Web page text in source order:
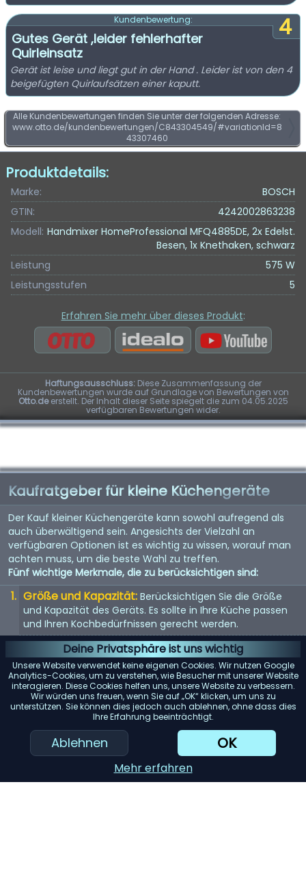
Deine Privatsphäre ist uns wichtig
Unsere Website verwendet keine eigenen Cookies. Wir nutzen Google
Analytics-Cookies, um zu verstehen, wie Besucher mit unserer Website
interagieren. Diese Cookies helfen uns, unsere Website zu verbessern.
Wir würden uns freuen, wenn Sie auf „OK“ klicken, um uns zu
unterstützen. Sie können dies jedoch auch ablehnen, ohne dass dies
Ihre Erfahrung beeinträchtigt.
Ablehnen OK
Mehr erfahren
4
Kundenbewertung:
Gutes Gerät ,leider fehlerhafter
Quirleinsatz
Gerät ist leise und liegt gut in der Hand . Leider ist von den 4
beigefügten Quirlaufsätzen einer kaputt.
Alle Kundenbewertungen finden Sie unter der folgenden Adresse:
www.otto.de/kundenbewertungen/C843304549/#variationId=8
43307460
Produktdetails:
Marke:
BOSCH
GTIN:
4242002863238
Modell: Handmixer HomeProfessional MFQ4885DE, 2x Edelst.
Besen, 1x Knethaken, schwarz
Leistung
575 W
Leistungsstufen
5
Erfahren Sie mehr über dieses Produkt:
Haftungsausschluss:Diese Zusammenfassung der
Kundenbewertungen wurde auf Grundlage von Bewertungen von
Otto.deerstellt. Der Inhalt dieser Seite spiegelt die zum 04.05.2025
verfügbaren Bewertungen wider.
Kaufratgeber für kleine Küchengeräte
Der Kauf kleiner Küchengeräte kann sowohl aufregend als
auch überwältigend sein. Angesichts der Vielzahl an
verfügbaren Optionen ist es wichtig zu wissen, worauf man
achten muss, um die beste Wahl zu treffen.
Fünf wichtige Merkmale, die zu berücksichtigen sind:
Größe und Kapazität: Berücksichtigen Sie die Größe
und Kapazität des Geräts. Es sollte in Ihre Küche passen
und Ihren Kochbedürfnissen gerecht werden.
Energieeffizienz: Energieeffiziente Geräte sparen nicht
nur Geld bei der Stromrechnung, sondern sind auch
umweltfreundlich.
Benutzerfreundlichkeit: Suchen Sie nach Geräten mit
benutzerfreundlichen Bedienelementen und Funktionen.
Sie sollten einfach zu bedienen und zu reinigen sein.
Haltbarkeit: Hochwertige Materialien und gute
Verarbeitung bedeuten oft, dass das Gerät länger hält.
Achten Sie auf Garantien und Kundenbewertungen.